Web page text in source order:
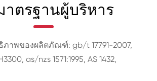
าตรฐานผู้บริหาร
าพของผลิตภัณฑ์: gb/t 17791-2007,
as/nzs 1571:1995, AS 1432,